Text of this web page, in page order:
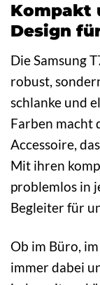
Kompakt
Design
Die Samsung
robust,
schlanke und
Farben macht
Accessoire,
Mit ihren
problemlos in
Begleiter für
Ob im Büro,
immer dabei